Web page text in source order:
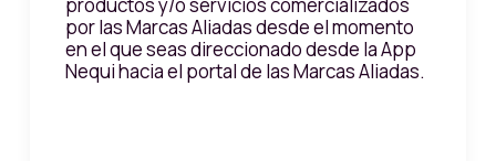
por las Marcas Aliadas desde el momento
en el que seas direccionado desde la App
Nequi hacia el portal de las Marcas Aliadas.